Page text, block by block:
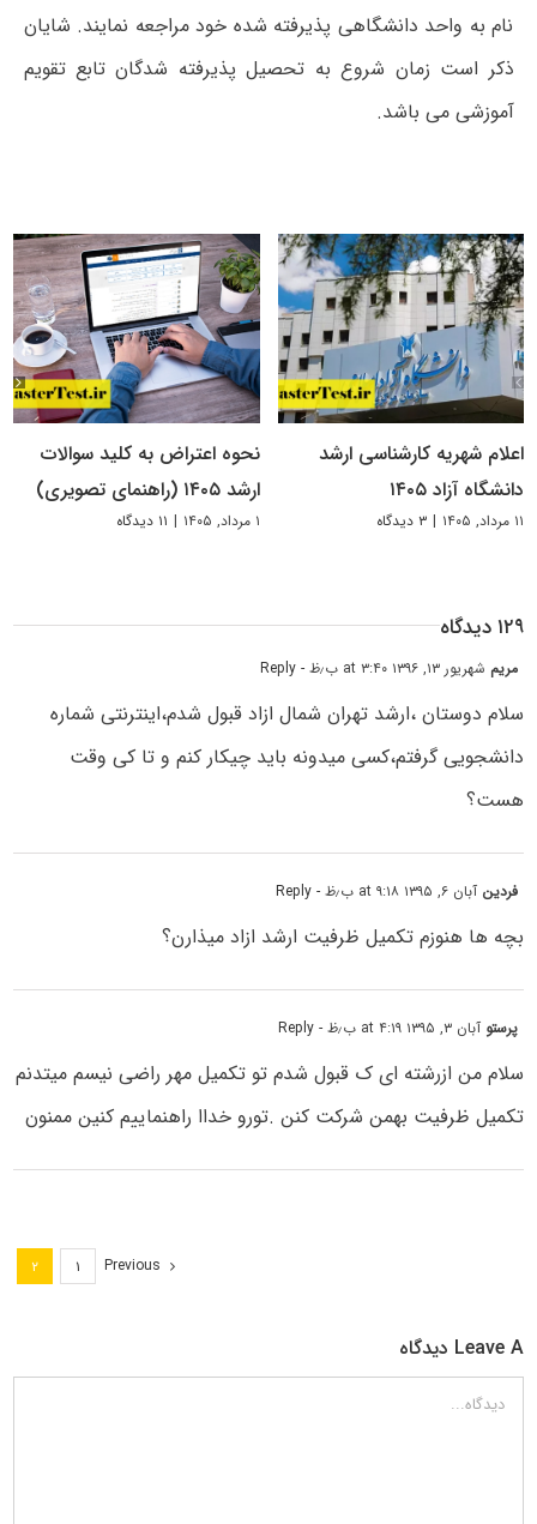
نام به واحد دانشگاهی پذیرفته شده خود مراجعه نمایند. شایان
ذکر است زمان شروع به تحصیل پذیرفته شدگان تابع تقویم
آموزشی می باشد.
اعلام شهریه کارشناسی ارشد
دانشگاه آزاد ۱۴۰۵
۱۱ مرداد, ۱۴۰۵ | ۳ دیدگاه
نحوه اعتراض به کلید سوالات
ارشد ۱۴۰۵ (راهنمای تصویری)
۱ مرداد, ۱۴۰۵ | ۱۱ دیدگاه
۱۲۹ دیدگاه
مریم شهریور ۱۳, ۱۳۹۶ at ۳:۴۰ ب٫ظ - Reply
سلام دوستان ،ارشد تهران شمال ازاد قبول شدم،اینترنتی شماره
دانشجویی گرفتم،کسی میدونه باید چیکار کنم و تا کی وقت
هست؟
فردین آبان ۶, ۱۳۹۵ at ۹:۱۸ ب٫ظ - Reply
بچه ها هنوزم تکمیل ظرفیت ارشد ازاد میذارن؟
پرستو آبان ۳, ۱۳۹۵ at ۴:۱۹ ب٫ظ - Reply
سلام من ازرشته ای ک قبول شدم تو تکمیل مهر راضی نیسم میتدنم
تکمیل ظرفیت بهمن شرکت کنن .تورو خداا راهنماییم کنین ممنون
Previous ۱ ۲
Leave A دیدگاه
دیدگاه